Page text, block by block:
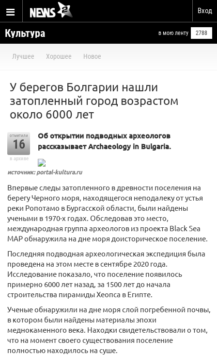
Вход
Культура в мою ленту 2788
Лучшее Хорошее Новое
У берегов Болгарии нашли
затопленный город возрастом
около 6000 лет
отметили
16
в архиве
Об открытии подводных археологов
рассказывает Archaeology in Bulgaria.
источник: portal-kultura.ru
Впервые следы затопленного в древности поселения на
берегу Черного моря, находящегося неподалеку от устья
реки Ропотамо в Бургасской области, были найдены
учеными в 1970-х годах. Обследовав это место,
международная группа археологов из проекта Black Sea
MAP обнаружила на дне моря доисторическое поселение.
Последняя подводная археологическая экспедиция была
проведена на этом месте в сентябре 2020 года.
Исследование показало, что поселение появилось
примерно 6000 лет назад, за 1500 лет до начала
строительства пирамиды Хеопса в Египте.
Ученые обнаружили на дне моря слой погребенной почвы,
в котором были найдены материалы эпохи
меднокаменного века. Находки свидетельствовали о том,
что на момент своего существования поселение
полностью находилось на суше.